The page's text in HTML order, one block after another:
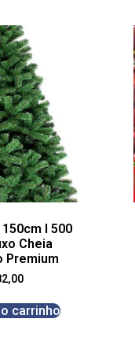
I 500
Cheia
Premium
carrinho